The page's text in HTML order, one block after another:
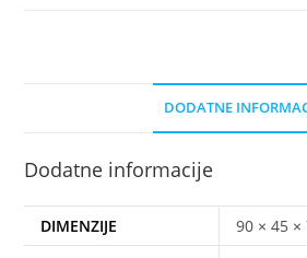
DODATNE
Dodatne informacije
DIMENZIJE
90 × 45 ×